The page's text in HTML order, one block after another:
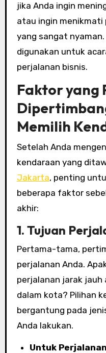
jika Anda ingin
atau ingin menikmati
yang sangat
digunakan untuk
perjalanan bisnis.
Faktor yang
Memilih
Setelah Anda
kendaraan yang
Jakarta, penting
beberapa faktor
akhir:
1. Tujuan
Pertama-tama,
perjalanan Anda.
perjalanan jarak jauh
dalam kota? Pilihan
bergantung pada
Anda lakukan.
Untuk